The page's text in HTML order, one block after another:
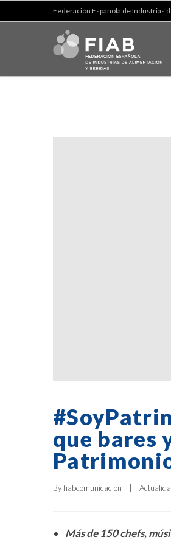
Federación Española de Industrias
que bares
By fiabcomunicacion
Más de 150 chefs,